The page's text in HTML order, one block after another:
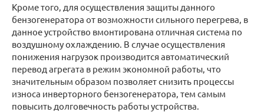
Кроме того, для осуществления защиты данного
бензогенератора от возможности сильного перегрева, в
данное устройство вмонтирована отличная система по
воздушному охлаждению. В случае осуществления
понижения нагрузок производится автоматический
перевод агрегата в режим экономной работы, что
значительным образом позволяет снизить процессы
износа инверторного бензогенератора, тем самым
повысить долговечность работы устройства.